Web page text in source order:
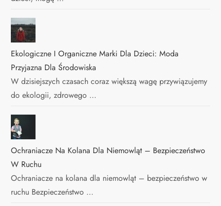
Ekologiczne I Organiczne Marki Dla Dzieci: Moda
Przyjazna Dla Środowiska
W dzisiejszych czasach coraz większą wagę przywiązujemy
do ekologii, zdrowego …
Ochraniacze Na Kolana Dla Niemowląt – Bezpieczeństwo
W Ruchu
Ochraniacze na kolana dla niemowląt – bezpieczeństwo w
ruchu Bezpieczeństwo …